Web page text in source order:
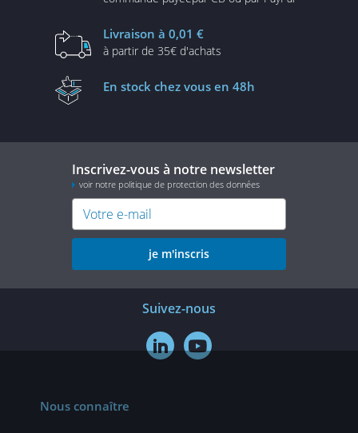
Livraison à 0,01 €
à partir de 35€ d'achats
En stock chez vous en 48h
Inscrivez-vous à notre newsletter
voir notre politique de protection des données
je m'inscris
Suivez-nous
 
Nous connaître